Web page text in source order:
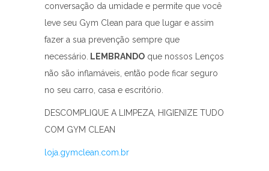
conversação da umidade e permite que você
leve seu Gym Clean para que lugar e assim
fazer a sua prevenção sempre que
necessário.
LEMBRANDO que nossos Lenços
não são inflamáveis, então pode ficar seguro
no seu carro, casa e escritório.
DESCOMPLIQUE A LIMPEZA, HIGIENIZE TUDO
COM GYM CLEAN
loja.gymclean.com.br